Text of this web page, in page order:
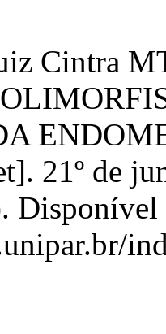
Cintra
21º de
Disponível